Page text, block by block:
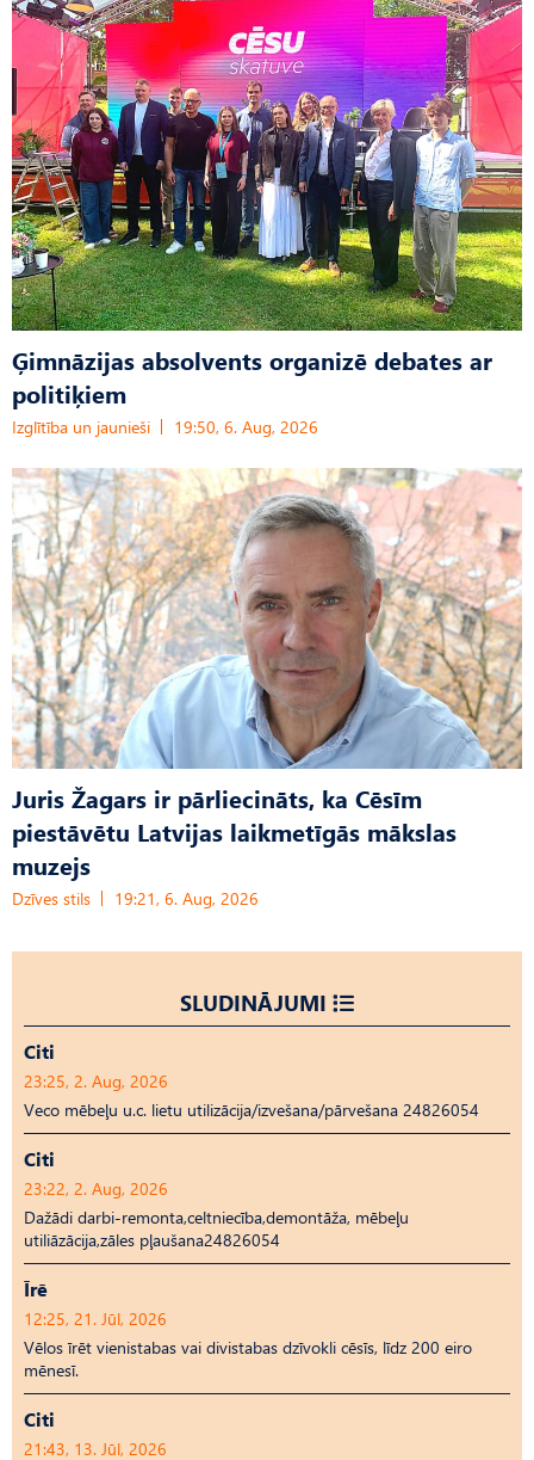
Ģimnāzijas absolvents organizē debates ar
politiķiem
Izglītība un jaunieši 19:50, 6. Aug, 2026
Juris Žagars ir pārliecināts, ka Cēsīm
piestāvētu Latvijas laikmetīgās mākslas
muzejs
Dzīves stils 19:21, 6. Aug, 2026
SLUDINĀJUMI
Citi
23:25, 2. Aug, 2026
Veco mēbeļu u.c. lietu utilizācija/izvešana/pārvešana 24826054
Citi
23:22, 2. Aug, 2026
Dažādi darbi-remonta,celtniecība,demontāža, mēbeļu
utiliāzācija,zāles pļaušana24826054
Īrē
12:25, 21. Jūl, 2026
Vēlos īrēt vienistabas vai divistabas dzīvokli cēsīs, līdz 200 eiro
mēnesī.
Citi
21:43, 13. Jūl, 2026